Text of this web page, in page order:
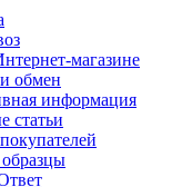
магазине
обмен
информация
статьи
образцы